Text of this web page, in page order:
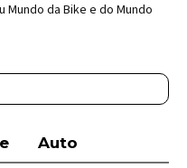
da Bike e do Mundo
Auto